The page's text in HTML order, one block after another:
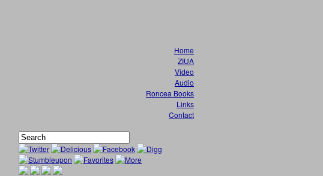
Home
ZIUA
Video
Audio
Roncea Books
Links
Contact